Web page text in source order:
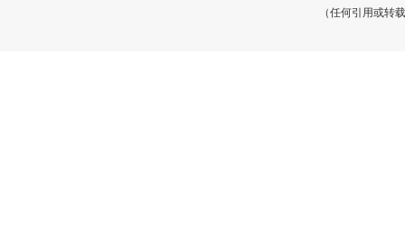
（任何引用或转